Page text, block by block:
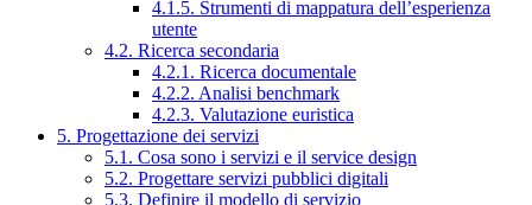
4.1.5. Strumenti di mappatura dell’esperienza
utente
4.2. Ricerca secondaria
4.2.1. Ricerca documentale
4.2.2. Analisi benchmark
4.2.3. Valutazione euristica
5. Progettazione dei servizi
5.1. Cosa sono i servizi e il service design
5.2. Progettare servizi pubblici digitali
5.3. Definire il modello di servizio